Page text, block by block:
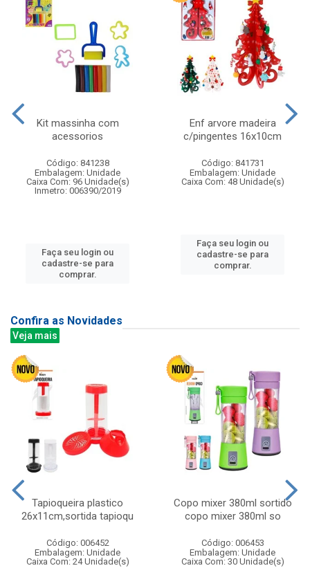
Kit massinha com
acessorios
Código: 841238
Embalagem: Unidade
Caixa Com: 96 Unidade(s)
Inmetro: 006390/2019
Faça seu login ou
cadastre-se para
comprar.
Enf arvore madeira
c/pingentes 16x10cm
Código: 841731
Embalagem: Unidade
Caixa Com: 48 Unidade(s)
Faça seu login ou
cadastre-se para
comprar.
Confira as Novidades
Veja mais
Tapioqueira plastico
26x11cm,sortida tapioqu
Código: 006452
Embalagem: Unidade
Caixa Com: 24 Unidade(s)
Copo mixer 380ml sortido
copo mixer 380ml so
Código: 006453
Embalagem: Unidade
Caixa Com: 30 Unidade(s)